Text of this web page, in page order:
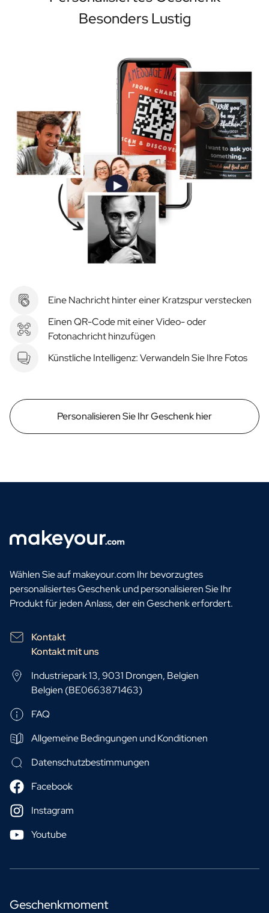
Besonders Lustig
Eine Nachricht hinter einer Kratzspur verstecken
Einen QR-Code mit einer Video- oder
Fotonachricht hinzufügen
Künstliche Intelligenz: Verwandeln Sie Ihre Fotos
Personalisieren Sie Ihr Geschenk hier
Wählen Sie auf makeyour.com Ihr bevorzugtes
personalisiertes Geschenk und personalisieren Sie Ihr
Produkt für jeden Anlass, der ein Geschenk erfordert.
Kontakt
Kontakt mit uns
Industriepark 13, 9031 Drongen, Belgien
Belgien (BE0663871463)
FAQ
Allgemeine Bedingungen und Konditionen
Datenschutzbestimmungen
Facebook
Instagram
Youtube
Geschenkmoment